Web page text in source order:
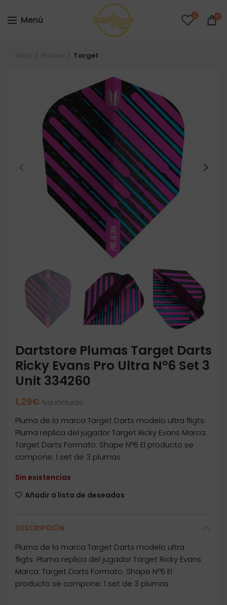
Menú 0 0
Inicio Plumas Target
Dartstore Plumas Target Darts
Ricky Evans Pro Ultra Nº6 Set 3
Unit 334260
1,29€ Iva incluido
Pluma de la marca Target Darts modelo ultra fligts.
Pluma replica del jugador Target Ricky Evans Marca:
Target Darts Formato: Shape Nº6 El producto se
compone: 1 set de 3 plumas
Sin existencias
Añadir a lista de deseados
DESCRIPCIÓN
Pluma de la marca Target Darts modelo ultra
fligts. Pluma replica del jugador Target Ricky Evans
Marca: Target Darts Formato: Shape Nº6 El
producto se compone: 1 set de 3 plumas